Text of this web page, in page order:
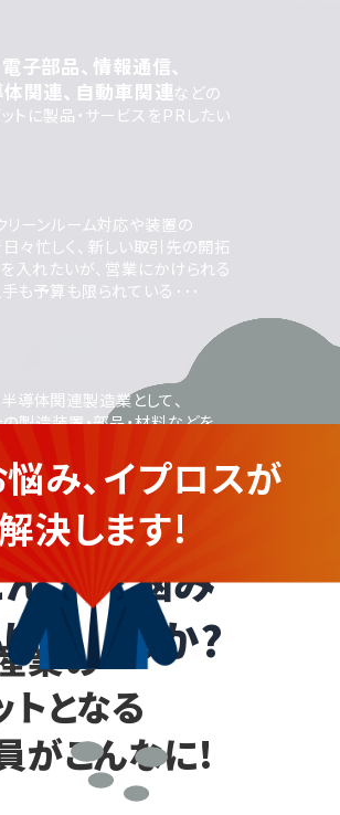
半導体産業の
企業さま
なお悩み
ませんか?
電子部品、情報通信、
関連、自動車関連などの
トに製品・サービスをPRしたい
リーンルーム対応や装置の
々忙しく、新しい取引先の開拓
入れたいが、営業にかけられる
手も予算も限られている･･･
半導体関連製造業として、
製造装置・部品・材料などを
配信に不慣れで不安がある...
み、イプロスが
決します!
業の
トとなる
がこんなに!